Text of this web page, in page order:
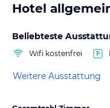
Hotel
Beliebteste
Wifi kostenfrei
Weitere Ausstattung